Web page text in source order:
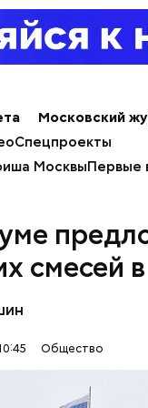
Московский
Спецпроекты
МосквыПервые
смесей
Общество
из
диабетом;
диетолога